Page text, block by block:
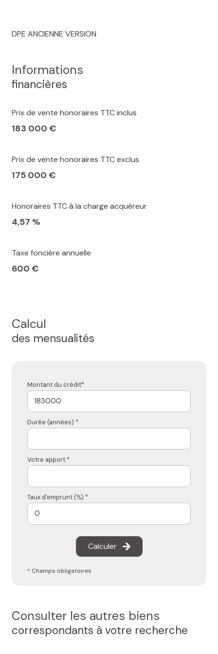
DPE ANCIENNE VERSION
Informations
financières
Prix de vente honoraires TTC inclus
183 000 €
Prix de vente honoraires TTC exclus
175 000 €
Honoraires TTC à la charge acquéreur
4,57 %
Taxe foncière annuelle
600 €
Calcul
des mensualités
Montant du crédit*
Durée (années) *
Votre apport *
Taux d'emprunt (%) *
Calculer
* Champs obligatoires
Consulter les autres biens
correspondants à votre recherche